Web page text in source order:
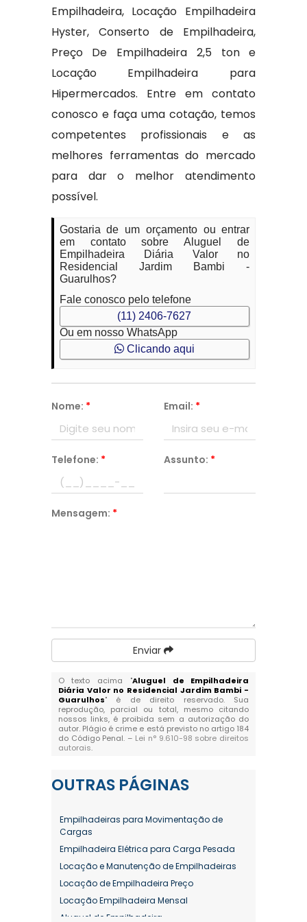
Empilhadeira, Locação Empilhadeira
Hyster, Conserto de Empilhadeira,
Preço De Empilhadeira 2,5 ton e
Locação Empilhadeira para
Hipermercados. Entre em contato
conosco e faça uma cotação, temos
competentes profissionais e as
melhores ferramentas do mercado
para dar o melhor atendimento
possível.
Gostaria de um orçamento ou entrar
em contato sobre Aluguel de
Empilhadeira Diária Valor no
Residencial Jardim Bambi -
Guarulhos?
Fale conosco pelo telefone
(11) 2406-7627
Ou em nosso WhatsApp
Clicando aqui
Nome: * Email: *
Telefone: * Assunto: *
Mensagem: *
Enviar
O texto acima "Aluguel de Empilhadeira
Diária Valor no Residencial Jardim Bambi -
Guarulhos" é de direito reservado. Sua
reprodução, parcial ou total, mesmo citando
nossos links, é proibida sem a autorização do
autor. Plágio é crime e está previsto no artigo 184
do Código Penal. – Lei n° 9.610-98 sobre direitos
autorais.
OUTRAS PÁGINAS
Empilhadeiras para Movimentação de
Cargas
Empilhadeira Elétrica para Carga Pesada
Locação e Manutenção de Empilhadeiras
Locação de Empilhadeira Preço
Locação Empilhadeira Mensal
Aluguel de Empilhadeira